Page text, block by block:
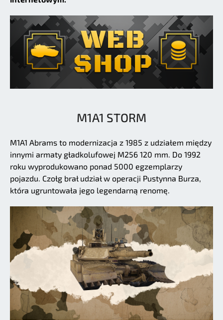
M1A1 STORM
M1A1 Abrams to modernizacja z 1985 z udziałem między
innymi armaty gładkolufowej M256 120 mm. Do 1992
roku wyprodukowano ponad 5000 egzemplarzy
pojazdu. Czołg brał udział w operacji Pustynna Burza,
która ugruntowała jego legendarną renomę.